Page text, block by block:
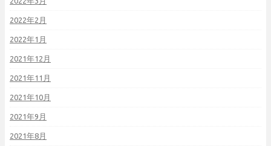
2022年2月
2022年1月
2021年12月
2021年11月
2021年10月
2021年9月
2021年8月